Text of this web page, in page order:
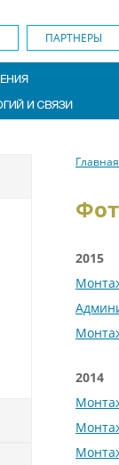
ПАРТНЕРЫ
Главная
2015
2014